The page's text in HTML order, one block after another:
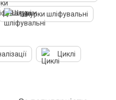
Шкурки шліфувальні
Циклі